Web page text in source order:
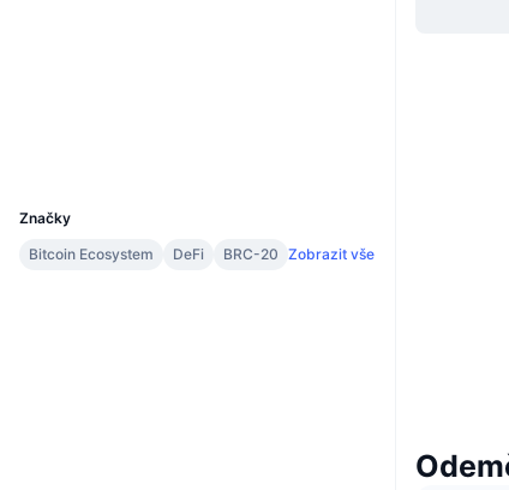
Značky
Bitcoin Ecosystem
DeFi BRC-20 Zobrazit vše